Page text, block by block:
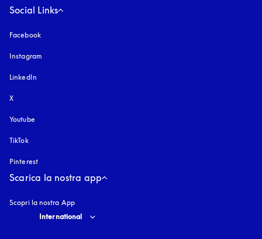
Social Links
Facebook
Instagram
LinkedIn
X
Youtube
TikTok
Pinterest
Scarica la nostra app
Scopri la nostra App
Select country and language
International